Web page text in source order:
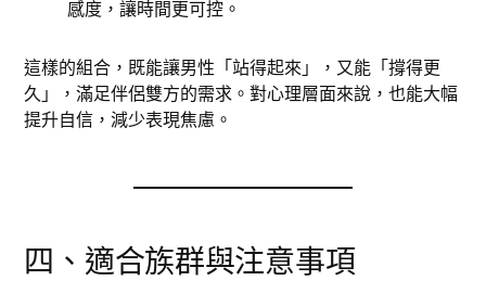
感度，讓時間更可控。
這樣的組合，既能讓男性「站得起來」，又能「撐得更
久」，滿足伴侶雙方的需求。對心理層面來說，也能大幅
提升自信，減少表現焦慮。
四、適合族群與注意事項